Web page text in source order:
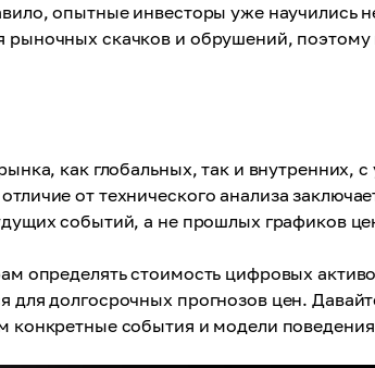
опытные инвесторы уже научились
рыночных скачков и обрушений,
как глобальных, так и внутренних,
от технического анализа
событий, а не прошлых графиков
определять стоимость цифровых
для долгосрочных прогнозов цен.
конкретные события и модели